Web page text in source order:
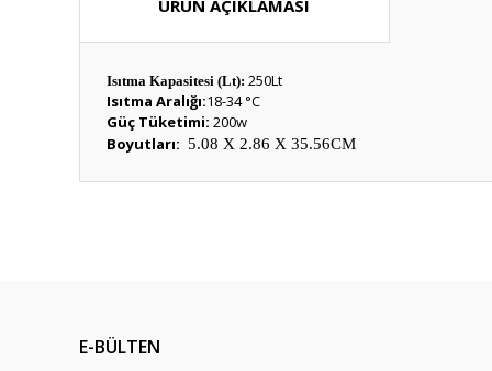
ÜRÜN AÇIKLAMASI
Isıtma Kapasitesi (Lt): 250Lt
Isıtma Aralığı:18-34 °C
Güç Tüketimi: 200w
Boyutları: 5.08 X 2.86 X 35.56CM
Ürün bilgilerinde hatalar bulunuyor.
E-BÜLTEN